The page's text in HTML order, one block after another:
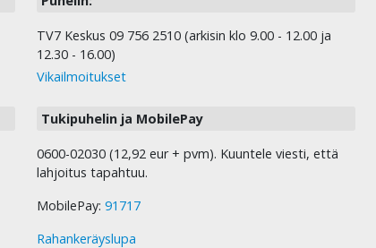
TV7 Keskus 09 756 2510 (arkisin klo 9.00 - 12.00 ja
12.30 - 16.00)
Vikailmoitukset
Tukipuhelin ja MobilePay
0600-02030 (12,92 eur + pvm). Kuuntele viesti, että
lahjoitus tapahtuu.
MobilePay: 91717
Rahankeräyslupa